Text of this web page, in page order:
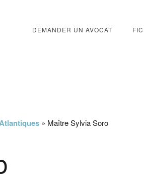
DEMANDER UN AVOCAT
» Maître Sylvia Soro